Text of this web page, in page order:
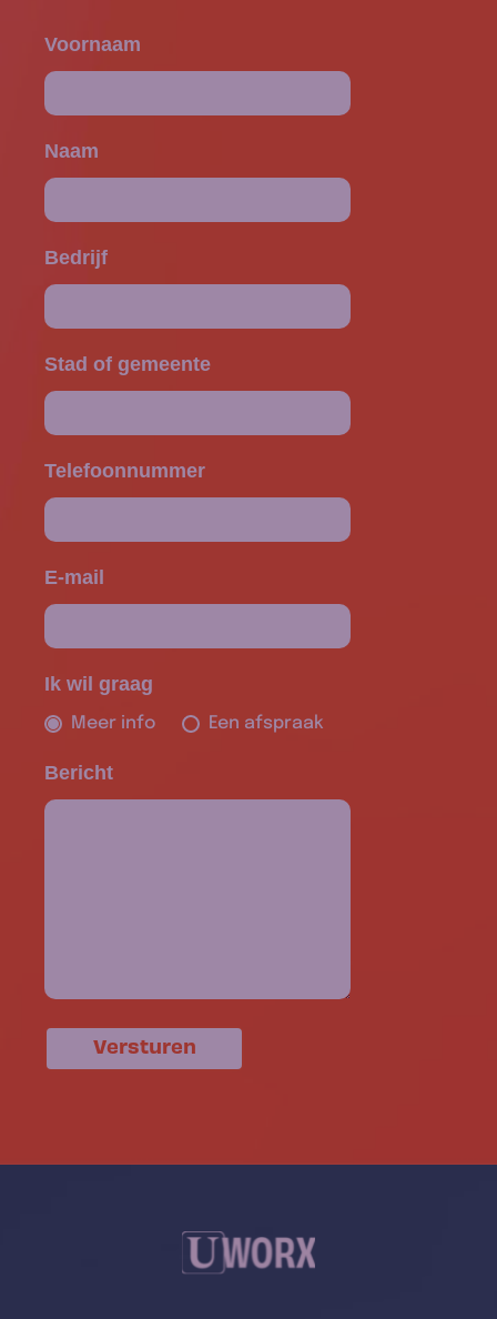
Voornaam
Naam
Bedrijf
Stad of gemeente
Telefoonnummer
E-mail
Meer info Een afspraak
Ik wil graag
Bericht
Versturen